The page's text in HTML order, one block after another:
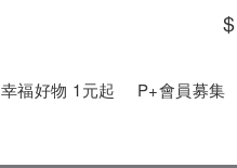
$
幸福好物 1元起 P+會員募集